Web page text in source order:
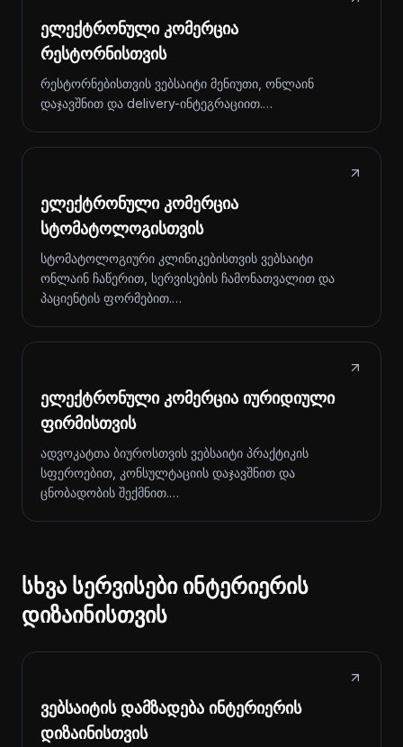
ელექტრონული კომერცია
რესტორნისთვის
რესტორნებისთვის ვებსაიტი მენიუთი, ონლაინ
დაჯავშნით და delivery-ინტეგრაციით.…
ელექტრონული კომერცია
სტომატოლოგისთვის
სტომატოლოგიური კლინიკებისთვის ვებსაიტი
ონლაინ ჩაწერით, სერვისების ჩამონათვალით და
პაციენტის ფორმებით.…
ელექტრონული კომერცია იურიდიული
ფირმისთვის
ადვოკატთა ბიუროსთვის ვებსაიტი პრაქტიკის
სფეროებით, კონსულტაციის დაჯავშნით და
ცნობადობის შექმნით.…
სხვა სერვისები ინტერიერის
დიზაინისთვის
ვებსაიტის დამზადება ინტერიერის
დიზაინისთვის